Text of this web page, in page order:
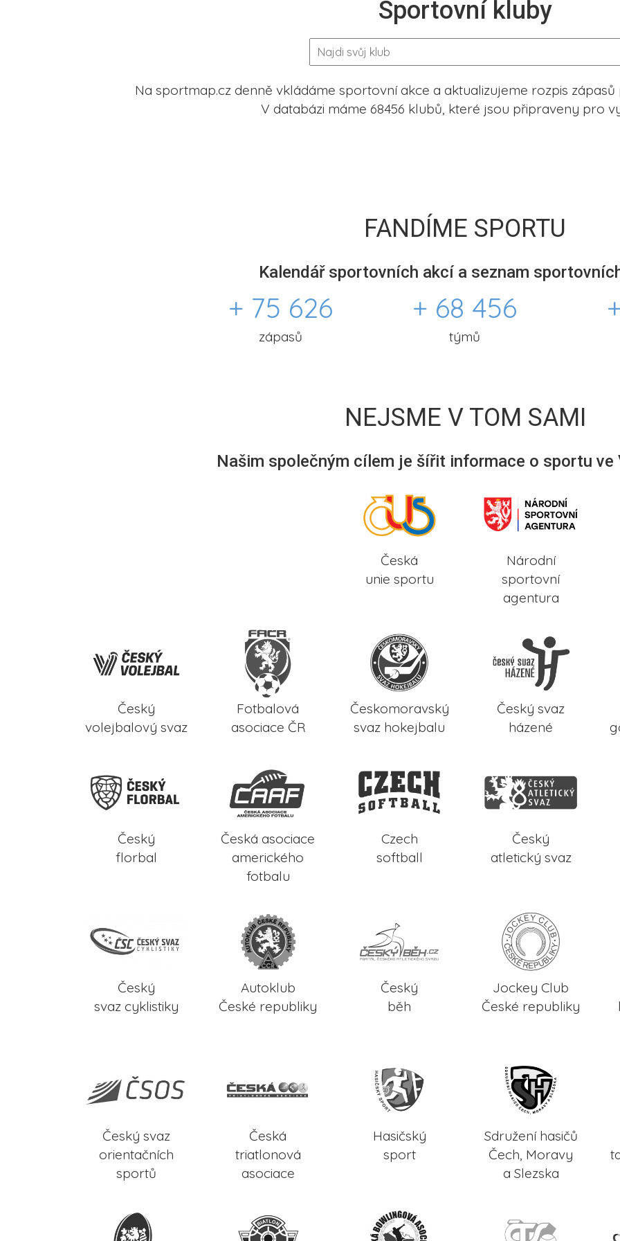
Sportovní kluby
Na sportmap.cz denně vkládáme sportovní akce a aktualizujeme rozpis
V databázi máme 68456 klubů, které jsou připraveny pro
FANDÍME SPORTU
Kalendář sportovních akcí a seznam
+ 75 626
zápasů
+ 68 456
týmů
NEJSME V TOM SAMI
Našim společným cílem je šířit informace o sportu ve
Česká
unie sportu
Národní
sportovní
agentura
Český
volejbalový svaz
Fotbalová
asociace ČR
Českomoravský
svaz hokejbalu
Český svaz
házené
Český
florbal
Česká asociace
amerického
fotbalu
Czech
softball
Český
atletický svaz
Český
svaz cyklistiky
Autoklub
České republiky
Český
běh
Jockey Club
České republiky
Český svaz
orientačních
sportů
Česká
triatlonová
asociace
Hasičský
sport
Sdružení hasičů
Čech, Moravy
a Slezska